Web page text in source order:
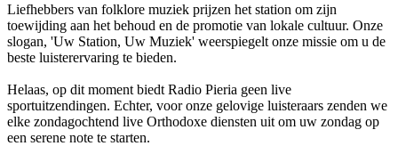
Liefhebbers van folklore muziek prijzen het station om zijn
toewijding aan het behoud en de promotie van lokale cultuur. Onze
slogan, 'Uw Station, Uw Muziek' weerspiegelt onze missie om u de
beste luisterervaring te bieden.
Helaas, op dit moment biedt Radio Pieria geen live
sportuitzendingen. Echter, voor onze gelovige luisteraars zenden we
elke zondagochtend live Orthodoxe diensten uit om uw zondag op
een serene note te starten.